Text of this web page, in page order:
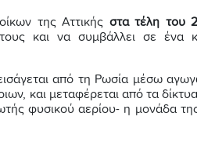
της Αττικής στα τέλη του
και να συμβάλλει σε ένα
από τη Ρωσία μέσω
και μεταφέρεται από τα
φυσικού αερίου- η μονάδα